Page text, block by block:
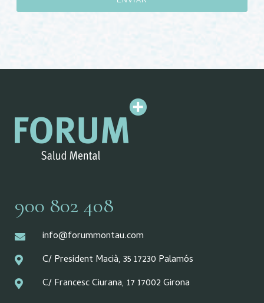
900 802 408
info@forummontau.com
C/ President Macià, 35 17230 Palamós
C/ Francesc Ciurana, 17 17002 Girona